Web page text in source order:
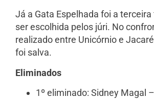
Já a Gata Espelhada foi a
ser escolhida pelos júri. No
realizado entre Unicórnio e
foi salva.
Eliminados
1º eliminado: Sidney Magal